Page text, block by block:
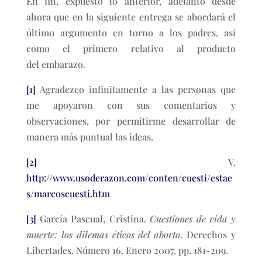
ahora que en la siguiente entrega se abordará el
último argumento en torno a los padres, así
como el primero relativo al producto
del embarazo.
[1] Agradezco infinitamente a las personas que
me apoyaron con sus comentarios y
observaciones, por permitirme desarrollar de
manera más puntual las ideas.
[2] V.
http://www.usoderazon.com/conten/cuesti/estae
s/marcoscuesti.htm
[3] García Pascual, Cristina.Cuestiones de vida y
muerte: los dilemas éticos del aborto. Derechos y
Libertades. Número 16. Enero 2007. pp. 181-209.